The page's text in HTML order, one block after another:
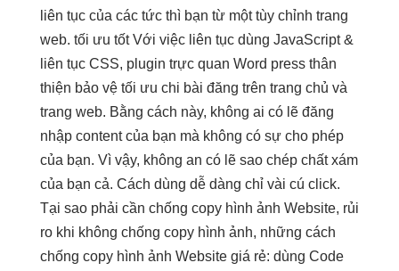
liên tục của các tức thì bạn từ mộttùy chỉnh trang
web. tối ưu tốtVới việc liên tục dùng JavaScript &
liên tục CSS, plugin trực quan Word press thân
thiện bảo vệ tối ưu chi bài đăng trên trang chủ và
trang web. Bằng cách này, không ai có lẽ đăng
nhập content của bạn mà không có sự cho phép
của bạn. Vì vậy, không an có lẽ sao chép chất xám
của bạn cả. Cách dùng dễ dàng chỉ vài cú click.
Tại sao phải cần chống copy hình ảnh Website, rủi
ro khi không chống copy hình ảnh, những cách
chống copy hình ảnh Website giá rẻ: dùng Code